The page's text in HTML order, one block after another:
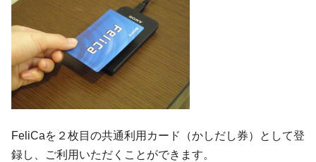
FeliCaを２枚目の共通利用カード（かしだし券）として登
録し、ご利用いただくことができます。